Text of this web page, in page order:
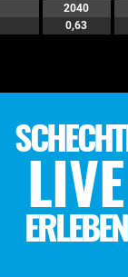
2040
0,63
LIVE
ERLEBEN